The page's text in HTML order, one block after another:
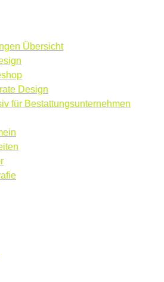
Übersicht
Design
für Bestattungsunternehmen